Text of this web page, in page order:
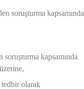
soruşturma kapsamında
kapsamında
tedbir olarak